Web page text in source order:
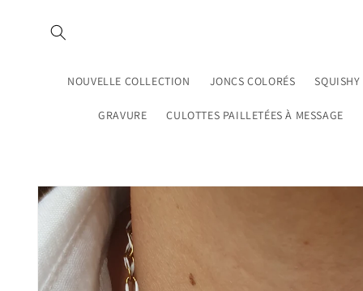
NOUVELLE COLLECTION JONCS COLORÉS SQUISHY
GRAVURE CULOTTES PAILLETÉES À MESSAGE
Passer aux
informations
produits